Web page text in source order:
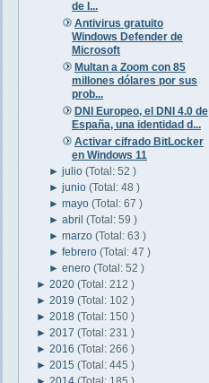
de I...
Antivirus gratuito
Windows Defender de
Microsoft
Multan a Zoom con 85
millones dólares por sus
prob...
DNI Europeo, el DNI 4.0 de
España, una identidad d...
Activar cifrado BitLocker
en Windows 11
►julio(Total: 52 )
►junio(Total: 48 )
►mayo(Total: 67 )
►abril(Total: 59 )
►marzo(Total: 63 )
►febrero(Total: 47 )
►enero(Total: 52 )
► 2020 (Total: 212 )
► 2019 (Total: 102 )
► 2018 (Total: 150 )
► 2017 (Total: 231 )
► 2016 (Total: 266 )
► 2015 (Total: 445 )